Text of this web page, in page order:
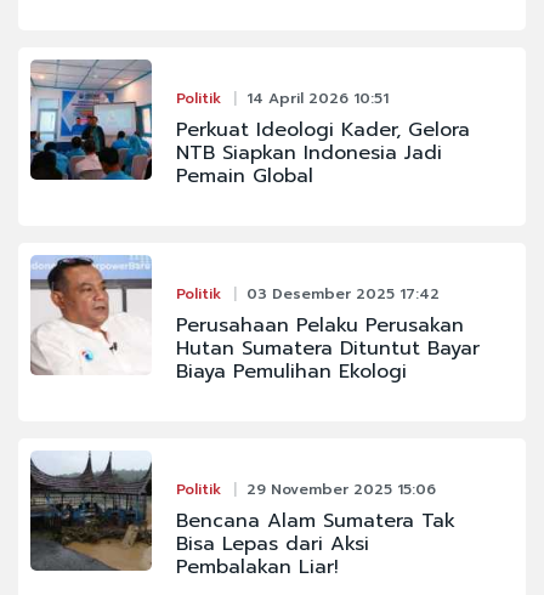
Politik 14 April 2026 10:51
Perkuat Ideologi Kader, Gelora
NTB Siapkan Indonesia Jadi
Pemain Global
Politik 03 Desember 2025 17:42
Perusahaan Pelaku Perusakan
Hutan Sumatera Dituntut Bayar
Biaya Pemulihan Ekologi
Politik 29 November 2025 15:06
Bencana Alam Sumatera Tak
Bisa Lepas dari Aksi
Pembalakan Liar!